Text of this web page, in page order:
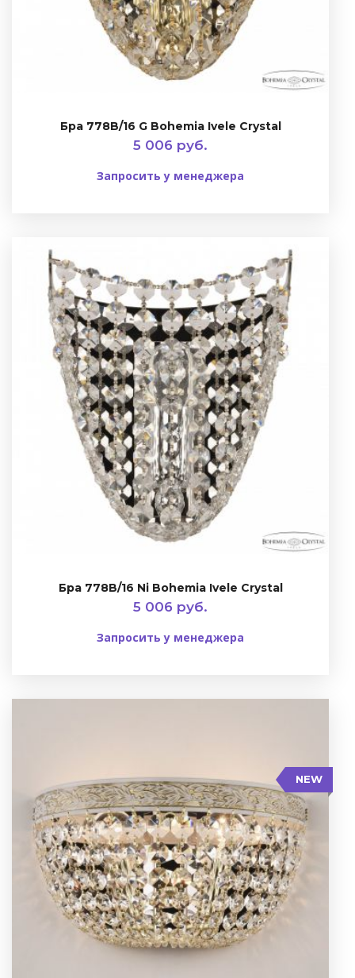
Бра 778B/16 G Bohemia Ivele Crystal
5 006 руб.
Запросить у менеджера
Бра 778B/16 Ni Bohemia Ivele Crystal
5 006 руб.
Запросить у менеджера
NEW